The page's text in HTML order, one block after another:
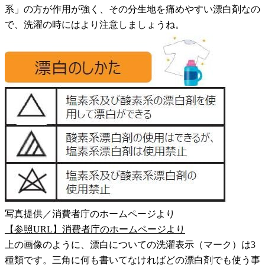
系」の方が作用が強く、その分生地を痛めやすい漂白剤なの
で、洗濯の時にはより注意しましょうね。
写真提供／消費者庁のホームページより
【参照URL】消費者庁のホームページより
上の画像のように、漂白についての洗濯表示（マーク）は3
種類です。三角に何も書いてなければどの漂白剤でも使う事